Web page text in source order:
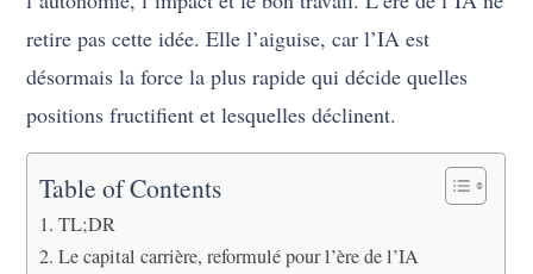
retire pas cette idée. Elle l’aiguise, car l’IA est
désormais la force la plus rapide qui décide quelles
positions fructifient et lesquelles déclinent.
Table of Contents
TL;DR
Le capital carrière, reformulé pour l’ère de l’IA